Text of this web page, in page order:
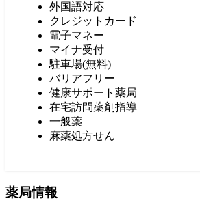
外国語対応
クレジットカード
電子マネー
マイナ受付
駐車場(無料)
バリアフリー
健康サポート薬局
在宅訪問薬剤指導
一般薬
麻薬処方せん
薬局情報